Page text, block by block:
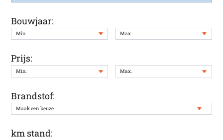
Bouwjaar:
Prijs:
Brandstof:
km stand: